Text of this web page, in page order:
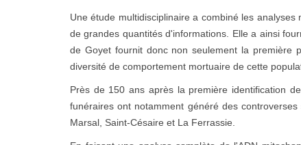
Une étude multidisciplinaire a combiné les
de grandes quantités d'informations. Elle a ainsi
de Goyet fournit donc non seulement la première
diversité de comportement mortuaire de cette
Près de 150 ans après la première identification
funéraires ont notamment généré des
Marsal, Saint-Césaire et La Ferrassie.